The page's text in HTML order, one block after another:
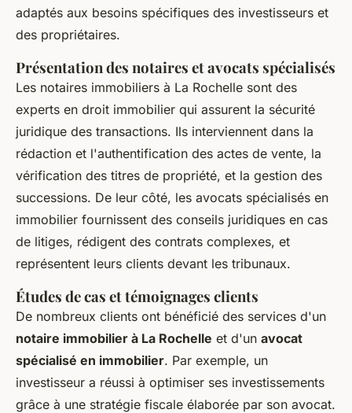
adaptés aux besoins spécifiques des investisseurs et
des propriétaires.
Présentation des notaires et avocats spécialisés
Les notaires immobiliers à La Rochelle sont des
experts en droit immobilier qui assurent la sécurité
juridique des transactions. Ils interviennent dans la
rédaction et l'authentification des actes de vente, la
vérification des titres de propriété, et la gestion des
successions. De leur côté, les avocats spécialisés en
immobilier fournissent des conseils juridiques en cas
de litiges, rédigent des contrats complexes, et
représentent leurs clients devant les tribunaux.
Études de cas et témoignages clients
De nombreux clients ont bénéficié des services d'un
notaire immobilier à La Rochelle et d'un avocat
spécialisé en immobilier. Par exemple, un
investisseur a réussi à optimiser ses investissements
grâce à une stratégie fiscale élaborée par son avocat.